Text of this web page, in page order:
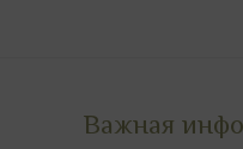
Важная